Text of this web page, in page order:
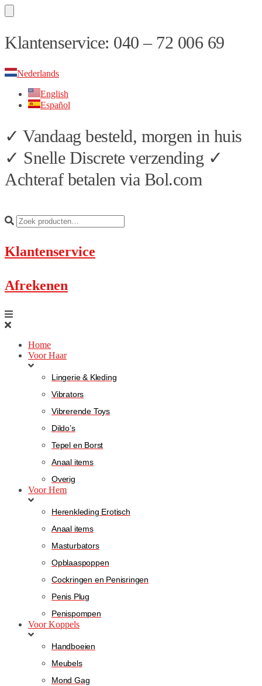
Skip
to
Skip
to
Klantenservice: 040 – 72 006 69
Nederlands
English
Español
✓ Vandaag besteld, morgen in huis
✓ Snelle Discrete verzending ✓
Achteraf betalen via Bol.com
Klantenservice
Afrekenen
Home
Voor Haar
Lingerie & Kleding
Vibrators
Vibrerende Toys
Dildo’s
Tepel en Borst
Anaal items
Overig
Voor Hem
Herenkleding Erotisch
Anaal items
Masturbators
Opblaaspoppen
Cockringen en Penisringen
Penis Plug
Penispompen
Voor Koppels
Handboeien
Meubels
Mond Gag